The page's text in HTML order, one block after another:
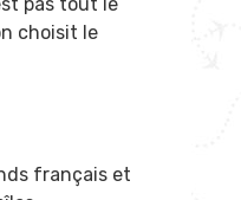
choisit le
français et